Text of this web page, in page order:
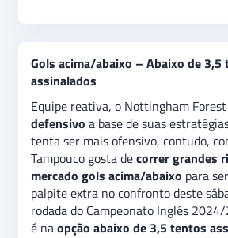
Gols acima/abaixo – Abaixo de 3,5
assinalados
Equipe reativa, o Nottingham
defensivo a base de suas
tenta ser mais ofensivo, contudo,
Tampouco gosta decorrer grandes
mercado gols acima/abaixo para
palpite extra no confronto deste
rodada do Campeonato Inglês
é naopção abaixo de 3,5 tentos